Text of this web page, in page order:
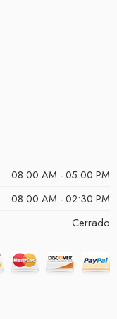
08:00 AM - 05:00 PM
08:00 AM - 02:30 PM
Cerrado